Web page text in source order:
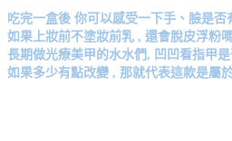
吃完一盒後 你可以感受一下手、臉是否
如果上妝前不塗妝前乳 , 還會脫皮浮粉
長期做光療美甲的水水們, 凹凹看指甲
如果多少有點改變 , 那就代表這款是屬